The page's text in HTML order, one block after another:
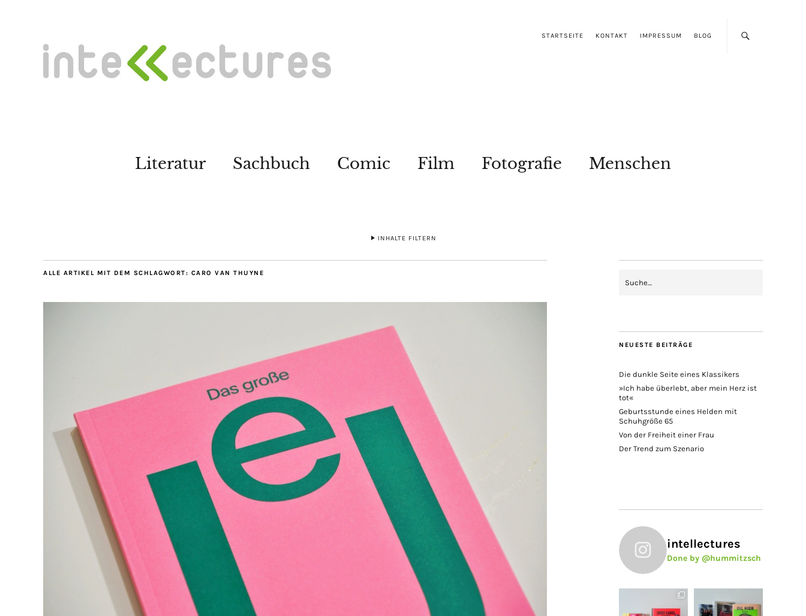
STARTSEITE KONTAKT IMPRESSUM BLOG
Literatur Sachbuch Comic Film Fotografie Menschen
INHALTE FILTERN
ALLE ARTIKEL MIT DEM SCHLAGWORT: CARO VAN THUYNE
NEUESTE BEITRÄGE
Die dunkle Seite eines Klassikers
»Ich habe überlebt, aber mein Herz ist
tot«
Geburtsstunde eines Helden mit
Schuhgröße 65
Von der Freiheit einer Frau
Der Trend zum Szenario
intellectures
Done by @hummitzsch